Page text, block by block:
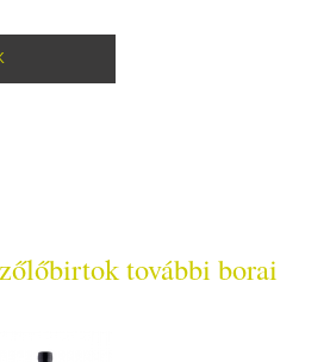
további borai